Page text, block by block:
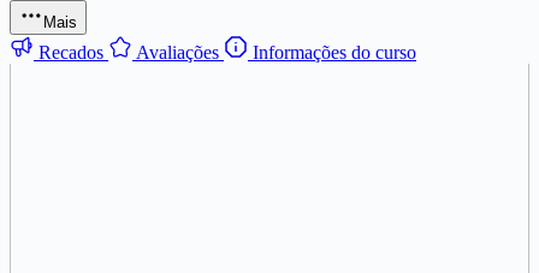
Mais
Recados Avaliações Informações do curso